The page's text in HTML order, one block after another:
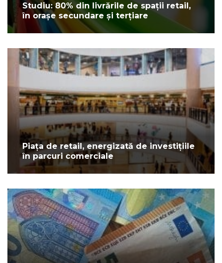
Studiu: 80% din livrările de spații retail,
în orașe secundare și terțiare
Piața de retail, energizată de investițiile
în parcuri comerciale